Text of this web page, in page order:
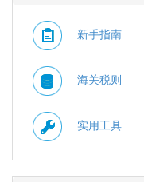
新手指南
海关税则
实用工具